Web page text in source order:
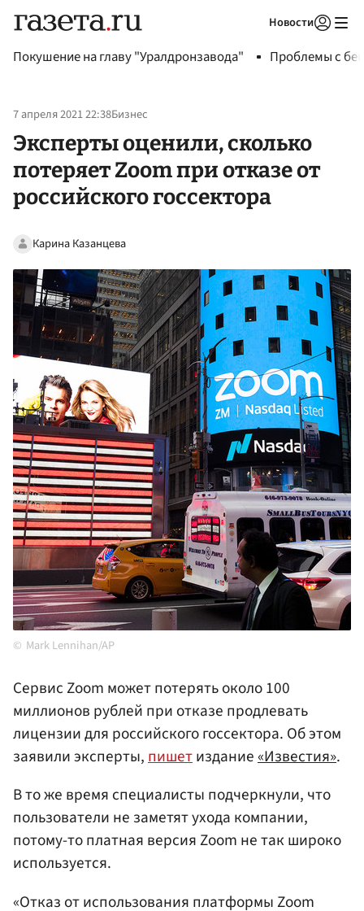
Новости
Покушение на главу "Уралдронзавода" Проблемы с
7 апреля 2021 22:38Бизнес
Эксперты оценили, сколько
потеряет Zoom при отказе от
российского госсектора
Карина Казанцева
Mark Lennihan/AP
Сервис Zoom может потерять около 100
миллионов рублей при отказе продлевать
лицензии для российского госсектора. Об этом
заявили эксперты,пишетиздание«Известия».
В то же время специалисты подчеркнули, что
пользователи не заметят ухода компании,
потому-то платная версия Zoom не так широко
используется.
«Отказ от использования платформы Zoom